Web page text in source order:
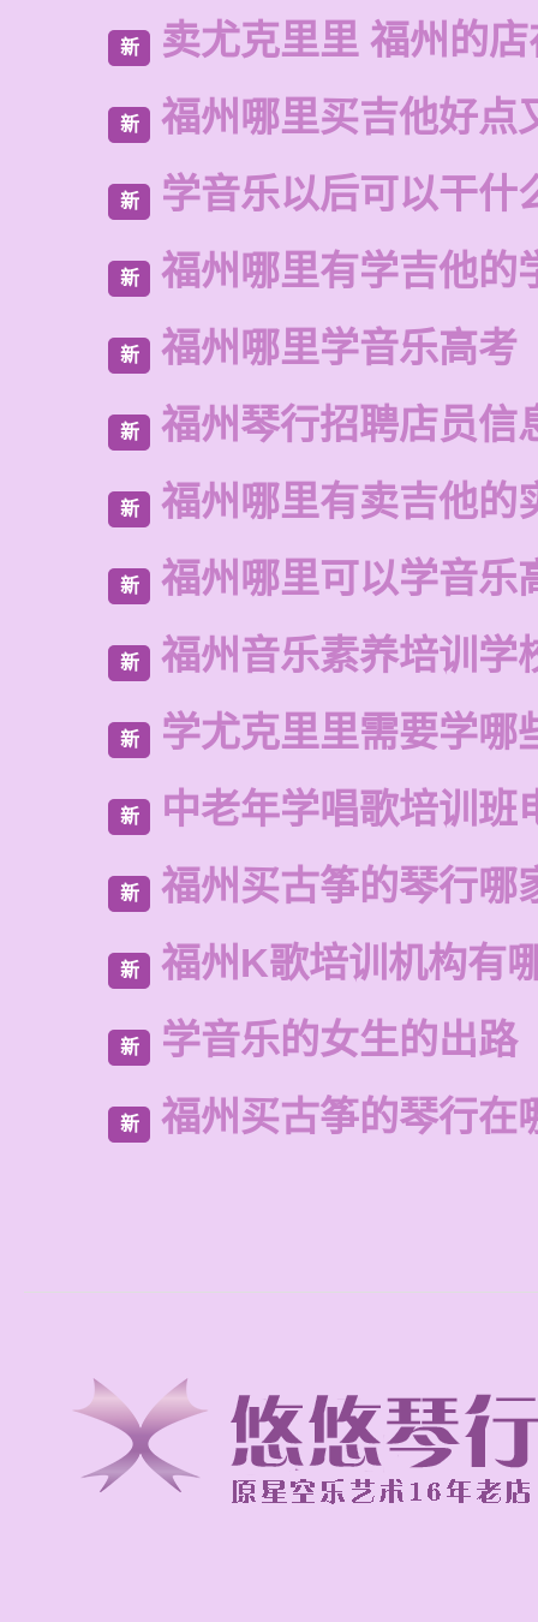
新 卖尤克里里 福州的
新 福州哪里买吉他好点
新 学音乐以后可以干什
新 福州哪里有学吉他的
新 福州哪里学音乐高考
新 福州琴行招聘店员信
新 福州哪里有卖吉他的
新 福州哪里可以学音乐
新 福州音乐素养培训学
新 学尤克里里需要学哪
新 中老年学唱歌培训班
新 福州买古筝的琴行哪
新 福州K歌培训机构有
新 学音乐的女生的出路
新 福州买古筝的琴行在